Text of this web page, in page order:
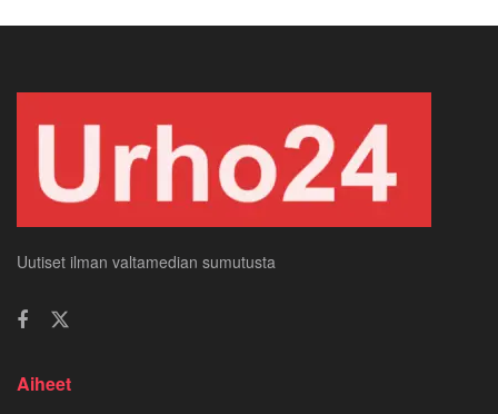
Uutiset ilman valtamedian sumutusta
Aiheet